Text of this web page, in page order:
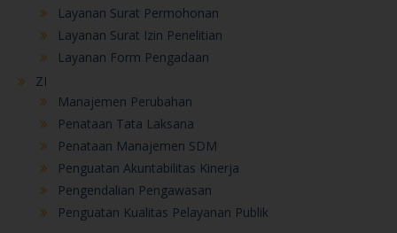
Layanan Surat Permohonan
Layanan Surat Izin Penelitian
Layanan Form Pengadaan
ZI
Manajemen Perubahan
Penataan Tata Laksana
Penataan Manajemen SDM
Penguatan Akuntabilitas Kinerja
Pengendalian Pengawasan
Penguatan Kualitas Pelayanan Publik